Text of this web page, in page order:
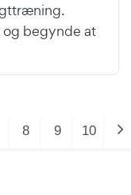
og begynde at
8 9 10